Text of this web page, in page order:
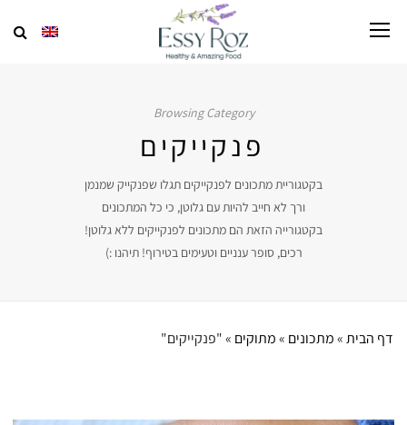
Browsing Category
פנקייקים
בקטגוריית מתכונים לפנקייקים תגלו שפנקייק שמנמן
ורך לא חייב להיות עם גלוטן, כי כל המתכונים
בקטגורייה הזאת הם מתכונים לפנקייקים ללא גלוטן!
רכים, סופר ענניים וטעימים בטירוף! תיהנו :)
דף הבית»מתכונים »מתוקים »"פנקייקים"